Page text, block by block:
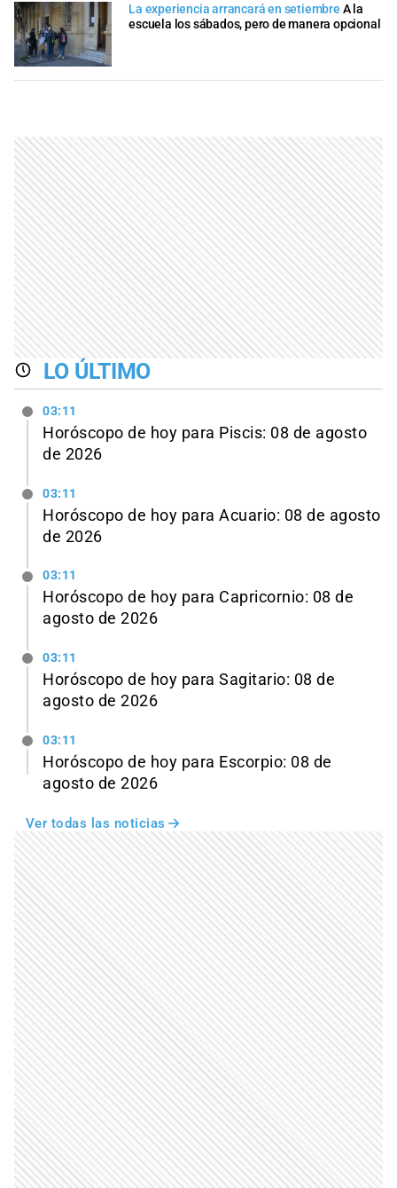
La experiencia arrancará en setiembre A la
escuela los sábados, pero de manera opcional
LO ÚLTIMO
03:11
Horóscopo de hoy para Piscis: 08 de agosto
de 2026
03:11
Horóscopo de hoy para Acuario: 08 de agosto
de 2026
03:11
Horóscopo de hoy para Capricornio: 08 de
agosto de 2026
03:11
Horóscopo de hoy para Sagitario: 08 de
agosto de 2026
03:11
Horóscopo de hoy para Escorpio: 08 de
agosto de 2026
Ver todas las noticias